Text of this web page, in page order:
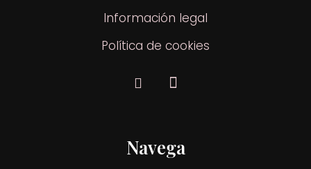
Información legal
Política de cookies
Navega